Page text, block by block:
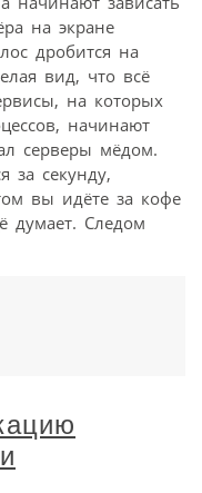
на экране
дробится на
вид, что всё
на которых
начинают
серверы мёдом.
за секунду,
вы идёте за кофе
думает. Следом